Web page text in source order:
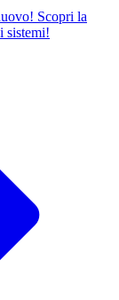
Scopri la
sistemi!